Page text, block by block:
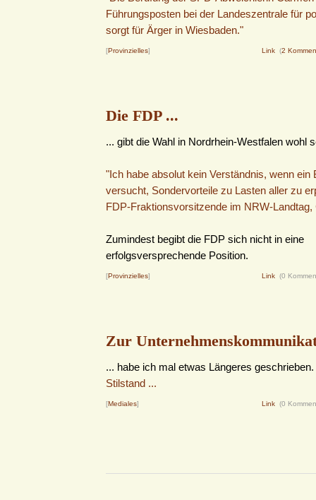
Führungsposten bei der Landeszentrale für
sorgt für Ärger in Wiesbaden."
[Provinzielles] Link (2
Die FDP ...
... gibt die Wahl in Nordrhein-Westfalen wohl
"Ich habe absolut kein Verständnis, wenn ein
versucht, Sondervorteile zu Lasten aller zu
FDP-Fraktionsvorsitzende im NRW-Landtag,
Zumindest begibt die FDP sich nicht in eine
erfolgsversprechende Position.
[Provinzielles] Link (0
Zur
... habe ich mal etwas Längeres geschrieben.
Stilstand ...
[Mediales] Link (0